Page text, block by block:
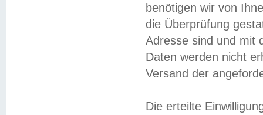
benötigen wir von
die Überprüfung
Adresse sind und mit
Daten werden nicht
Versand der
Die erteilte